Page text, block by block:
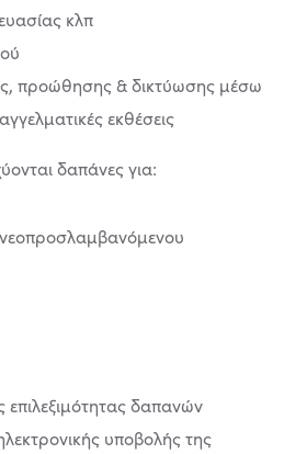
κλπ
προώθησης & δικτύωσης μέσω
εκθέσεις
δαπάνες για:
δαπανών
υποβολής της